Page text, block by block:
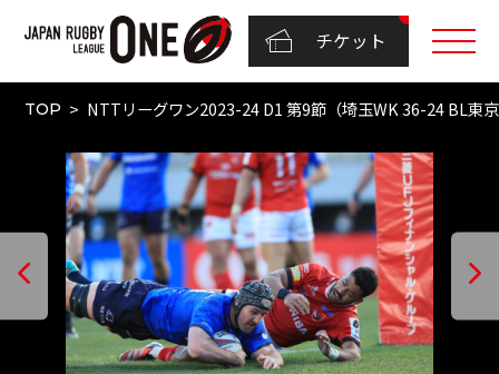
チケット
TOP NTTリーグワン2023-24 D1 第9節（埼玉WK 36-24 BL東